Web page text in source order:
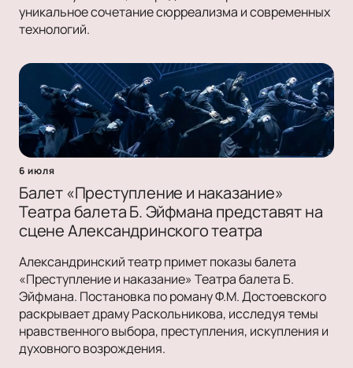
уникальное сочетание сюрреализма и современных
технологий.
6 июля
Балет «Преступление и наказание»
Театра балета Б. Эйфмана представят на
сцене Александринского театра
Александринский театр примет показы балета
«Преступление и наказание» Театра балета Б.
Эйфмана. Постановка по роману Ф.М. Достоевского
раскрывает драму Раскольникова, исследуя темы
нравственного выбора, преступления, искупления и
духовного возрождения.